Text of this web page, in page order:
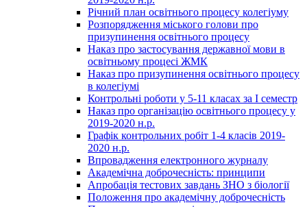
Річний план освітнього процесу колегіуму
Розпорядження міського голови про
призупинення освітнього процесу
Наказ про застосування державної мови в
освітньому процесі ЖМК
Наказ про призупинення освітнього процесу
в колегіумі
Контрольні роботи у 5-11 класах за І семестр
Наказ про організацію освітнього процесу у
2019-2020 н.р.
Графік контрольних робіт 1-4 класів 2019-
2020 н.р.
Впровадження електронного журналу
Академічна доброчесність: принципи
Апробація тестових завдань ЗНО з біології
Положення про академічну доброчесність